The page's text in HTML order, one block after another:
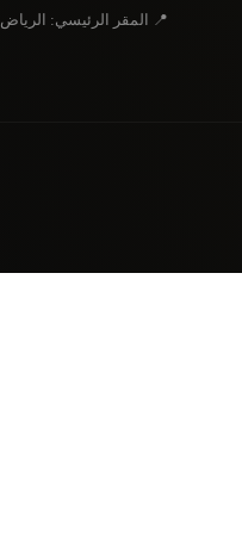
📍 المقر الرئيسي: الرياض